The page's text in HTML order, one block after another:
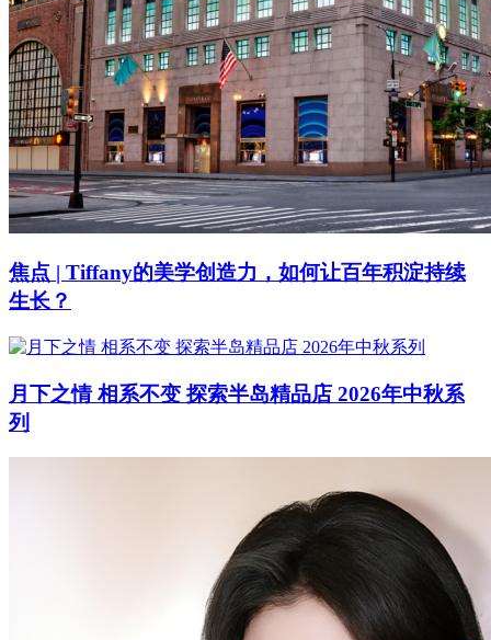
焦点 | Tiffany的美学创造力，如何让百年积淀持续
生长？
月下之情 相系不变 探索半岛精品店 2026年中秋系
列